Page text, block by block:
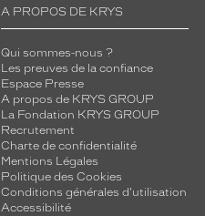
A PROPOS DE KRYS
Qui sommes-nous ?
Les preuves de la confiance
Espace Presse
A propos de KRYS GROUP
La Fondation KRYS GROUP
Recrutement
Charte de confidentialité
Mentions Légales
Politique des Cookies
Conditions générales d'utilisation
Accessibilité